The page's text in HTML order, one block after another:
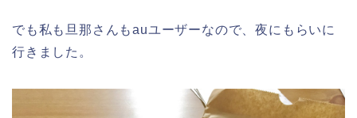
でも私も旦那さんもauユーザーなので、夜にもらいに
行きました。